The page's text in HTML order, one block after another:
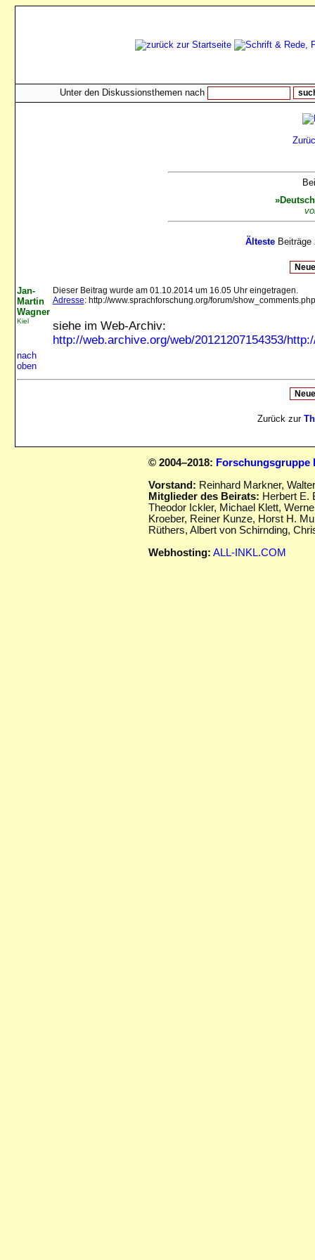
Unter den Diskussionsthemen nach
Älteste
Jan-
Martin
Wagner
Kiel
Dieser Beitrag wurde am 01.10.2014 um 16.05 Uhr eingetragen.
Adresse: http://www.sprachforschung.org/forum/
siehe im Web-Archiv:
http://web.archive.org/web/20121207154353/
nach
oben
Zurück zur
© 2004–2018: Forschungsgruppe
Vorstand: Reinhard Markner,
Mitglieder des Beirats: Herbert E.
Theodor Ickler, Michael Klett,
Kroeber, Reiner Kunze, Horst H.
Rüthers, Albert von Schirnding,
Webhosting: ALL-INKL.COM